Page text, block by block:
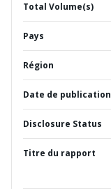
Total Volume(s)
Pays
Région
Date de publication
Disclosure Status
Titre du rapport